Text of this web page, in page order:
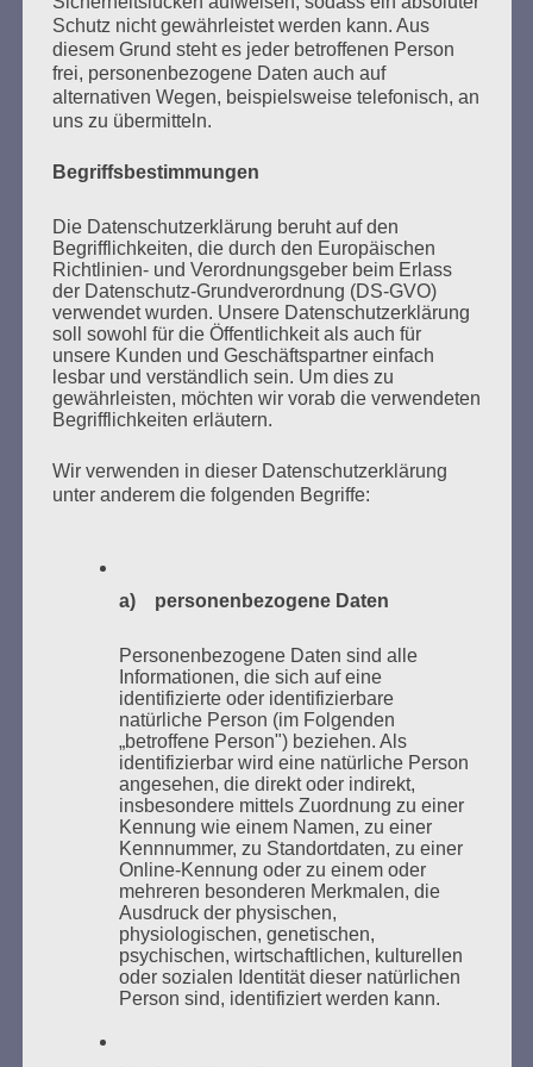
fortgesetzt. Diese Zeit ist nach Angaben Hördlers
deutlich schlechter dokumentiert. Im Januar erfolgte
eine überhastete Teilräumung des KZ Stutthof. Zugänge
oder Verlegungen in andere KZ kamen nicht mehr vor,
weil das KZ Stutthof durch den Frontverlauf
Seitennummerierung
der
Beiträge
Zurück 4 Weiter
Der 8. Mai muss ein Feiertag werden. Arbeiten wir
Esther Bejarano - 3. Mai 2021
SUCHEN
MARATHONLESUNG AUS DEN
VERBRANNTEN BÜCHERN
Schutz nicht gewährleistet werden kann. Aus
diesem Grund steht es jeder betroffenen Person
frei, personenbezogene Daten auch auf
alternativen Wegen, beispielsweise telefonisch, an
uns zu übermitteln.
Begriffsbestimmungen
Die Datenschutzerklärung beruht auf den
Begrifflichkeiten, die durch den Europäischen
Richtlinien- und Verordnungsgeber beim Erlass
der Datenschutz-Grundverordnung (DS-GVO)
verwendet wurden. Unsere Datenschutzerklärung
soll sowohl für die Öffentlichkeit als auch für
unsere Kunden und Geschäftspartner einfach
lesbar und verständlich sein. Um dies zu
gewährleisten, möchten wir vorab die verwendeten
Begrifflichkeiten erläutern.
Wir verwenden in dieser Datenschutzerklärung
unter anderem die folgenden Begriffe:
a) personenbezogene Daten
Personenbezogene Daten sind alle
Informationen, die sich auf eine
identifizierte oder identifizierbare
natürliche Person (im Folgenden
„betroffene Person") beziehen. Als
identifizierbar wird eine natürliche Person
angesehen, die direkt oder indirekt,
insbesondere mittels Zuordnung zu einer
Kennung wie einem Namen, zu einer
Kennnummer, zu Standortdaten, zu einer
Online-Kennung oder zu einem oder
mehreren besonderen Merkmalen, die
Ausdruck der physischen,
physiologischen, genetischen,
psychischen, wirtschaftlichen, kulturellen
oder sozialen Identität dieser natürlichen
Person sind, identifiziert werden kann.